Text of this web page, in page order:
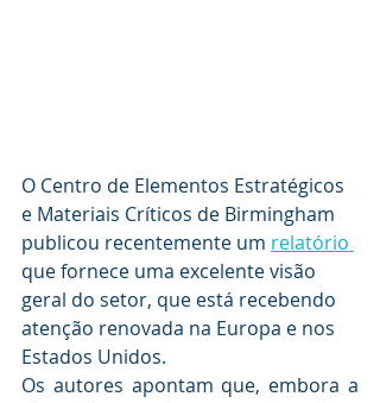
O Centro de Elementos Estratégicos
e Materiais Críticos de Birmingham
publicou recentemente um relatório
que fornece uma excelente visão
geral do setor, que está recebendo
atenção renovada na Europa e nos
Estados Unidos.
Os autores apontam que, embora a